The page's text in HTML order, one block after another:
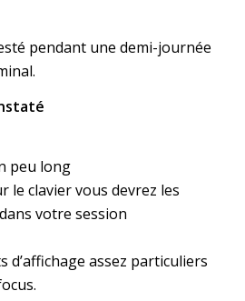
pendant une demi-journée
peu long
le clavier vous devrez les
votre session
d’affichage assez particuliers